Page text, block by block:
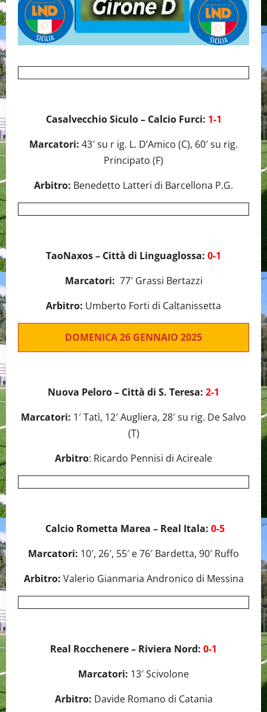
Casalvecchio Siculo – Calcio Furci: 1-1
Marcatori: 43′ su r ig. L. D’Amico (C), 60′ su rig.
Principato (F)
Arbitro: Benedetto Latteri di Barcellona P.G.
TaoNaxos – Città di Linguaglossa: 0-1
Marcatori: 77′ Grassi Bertazzi
Arbitro: Umberto Forti di Caltanissetta
DOMENICA 26 GENNAIO 2025
Nuova Peloro – Città di S. Teresa: 2-1
Marcatori: 1′ Tatì, 12′ Augliera, 28′ su rig. De Salvo
(T)
Arbitro: Ricardo Pennisi di Acireale
Calcio Rometta Marea – Real Itala: 0-5
Marcatori: 10′, 26′, 55′ e 76′ Bardetta, 90′ Ruffo
Arbitro: Valerio Gianmaria Andronico di Messina
Real Rocchenere – Riviera Nord: 0-1
Marcatori: 13′ Scivolone
Arbitro: Davide Romano di Catania